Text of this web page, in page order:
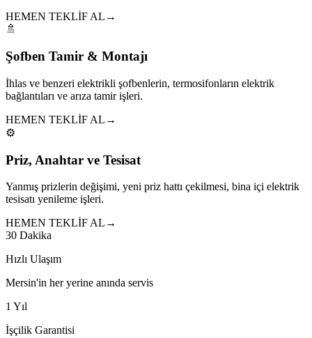
HEMEN TEKLİF AL →
🚿
Şofben Tamir & Montajı
İhlas ve benzeri elektrikli şofbenlerin, termosifonların elektrik
bağlantıları ve arıza tamir işleri.
HEMEN TEKLİF AL →
⚙️
Priz, Anahtar ve Tesisat
Yanmış prizlerin değişimi, yeni priz hattı çekilmesi, bina içi elektrik
tesisatı yenileme işleri.
HEMEN TEKLİF AL →
30 Dakika
Hızlı Ulaşım
Mersin'in her yerine anında servis
1 Yıl
İşçilik Garantisi